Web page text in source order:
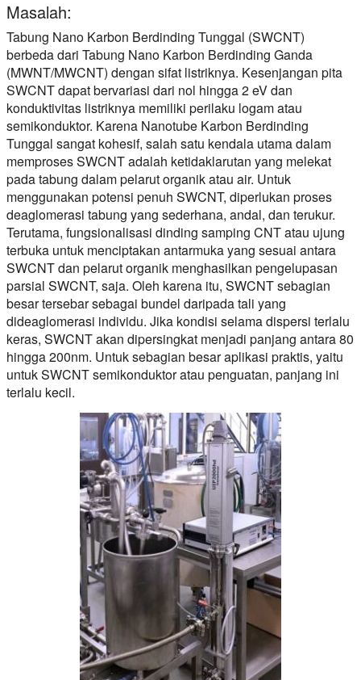
Masalah:
Tabung Nano Karbon Berdinding Tunggal (SWCNT)
berbeda dari Tabung Nano Karbon Berdinding Ganda
(MWNT/MWCNT) dengan sifat listriknya. Kesenjangan pita
SWCNT dapat bervariasi dari nol hingga 2 eV dan
konduktivitas listriknya memiliki perilaku logam atau
semikonduktor. Karena Nanotube Karbon Berdinding
Tunggal sangat kohesif, salah satu kendala utama dalam
memproses SWCNT adalah ketidaklarutan yang melekat
pada tabung dalam pelarut organik atau air. Untuk
menggunakan potensi penuh SWCNT, diperlukan proses
deaglomerasi tabung yang sederhana, andal, dan terukur.
Terutama, fungsionalisasi dinding samping CNT atau ujung
terbuka untuk menciptakan antarmuka yang sesuai antara
SWCNT dan pelarut organik menghasilkan pengelupasan
parsial SWCNT, saja. Oleh karena itu, SWCNT sebagian
besar tersebar sebagai bundel daripada tali yang
dideaglomerasi individu. Jika kondisi selama dispersi terlalu
keras, SWCNT akan dipersingkat menjadi panjang antara 80
hingga 200nm. Untuk sebagian besar aplikasi praktis, yaitu
untuk SWCNT semikonduktor atau penguatan, panjang ini
terlalu kecil.